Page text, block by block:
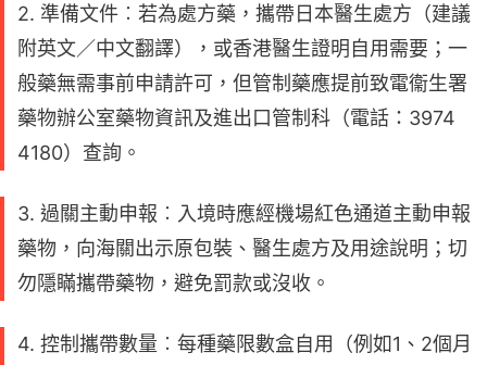
2. 準備文件︰若為處方藥，攜帶日本醫生處方（建議
附英文／中文翻譯），或香港醫生證明自用需要；一
般藥無需事前申請許可，但管制藥應提前致電衞生署
藥物辦公室藥物資訊及進出口管制科（電話：3974
4180）查詢​。
3. 過關主動申報︰入境時應經機場紅色通道主動申報
藥物，向海關出示原包裝、醫生處方及用途說明；切
勿隱瞞攜帶藥物，避免罰款或沒收​。
4. 控制攜帶數量︰每種藥限數盒自用（例如1、2個月